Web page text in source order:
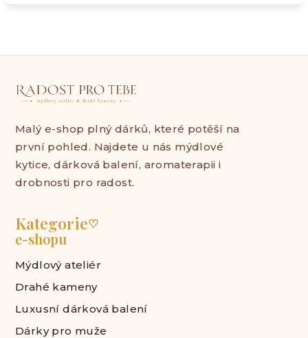
Malý e-shop plný dárků, které potěší na
první pohled. Najdete u nás mýdlové
kytice, dárková balení, aromaterapii i
drobnosti pro radost.
Kategorie♡
e-shopu
Mýdlový ateliér
Drahé kameny
Luxusní dárková balení
Dárky pro muže